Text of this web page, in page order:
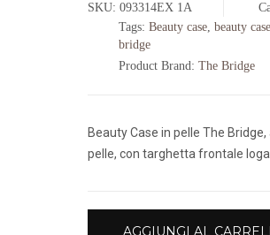
era:
è:
SKU: 093314EX 1A
Tags: Beauty case, beauty
bridge
Product Brand: The Bridge
Beauty Case in pelle The
pelle, con targhetta frontale
AGGIUNGI AL